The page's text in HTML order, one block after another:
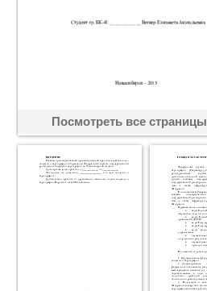
Посмотреть все страницы